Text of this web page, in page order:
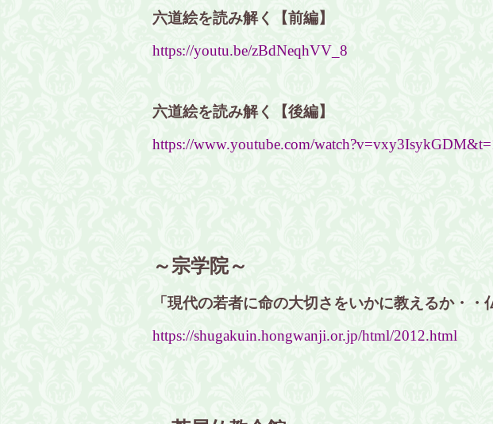
六道絵を読み解く【前編】
https://youtu.be/zBdNeqhVV_8
六道絵を読み解く【後編】
https://www.youtube.com/
～宗学院～
「現代の若者に命の大切さをいかに教えるか・・
https://shugakuin.hongwanji.or.jp/html/2012.html